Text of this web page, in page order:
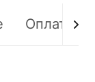
Оплата